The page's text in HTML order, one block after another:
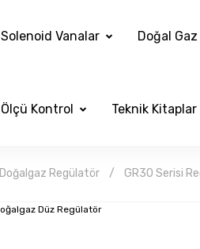
Solenoid Vanalar Doğal
Ölçü Kontrol Teknik Kitaplar
Doğalgaz Regülatör GR30 Serisi